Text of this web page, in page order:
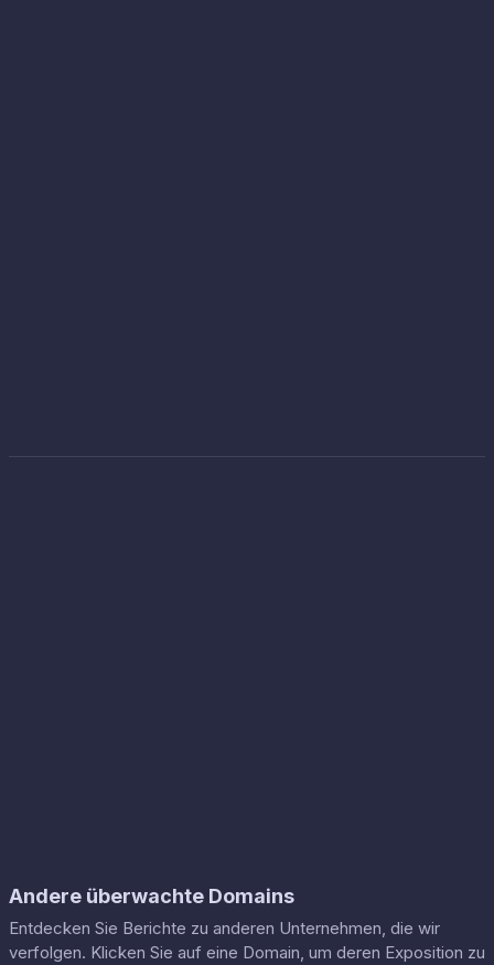
Andere überwachte Domains
Entdecken Sie Berichte zu anderen Unternehmen, die wir
verfolgen. Klicken Sie auf eine Domain, um deren Exposition zu